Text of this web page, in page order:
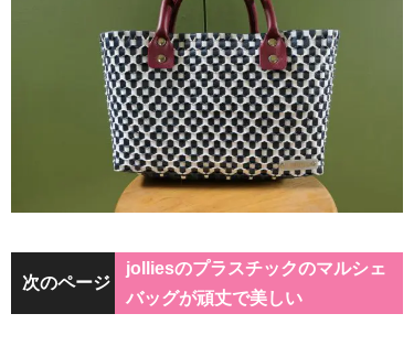
次のページ
jolliesのプラスチックのマルシェ
バッグが頑丈で美しい